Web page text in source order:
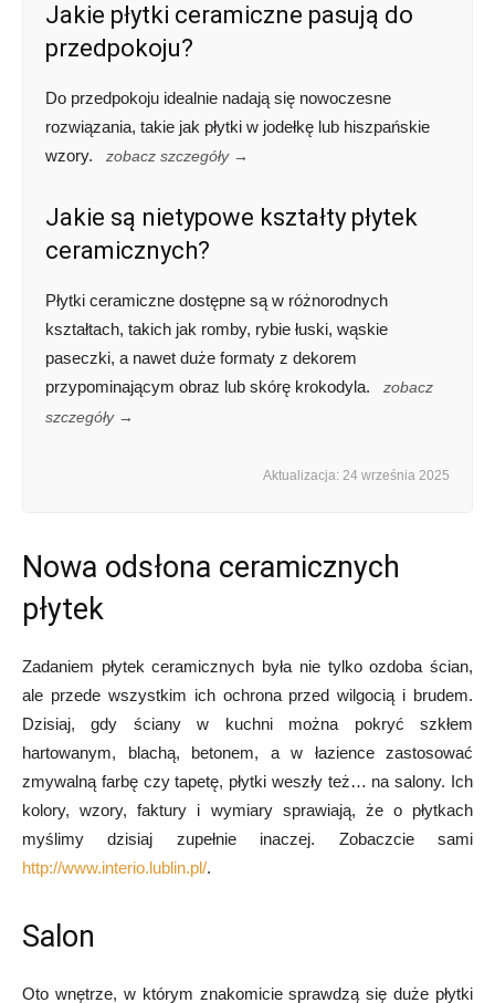
Jakie płytki ceramiczne pasują do
przedpokoju?
Do przedpokoju idealnie nadają się nowoczesne
rozwiązania, takie jak płytki w jodełkę lub hiszpańskie
wzory.
zobacz szczegóły →
Jakie są nietypowe kształty płytek
ceramicznych?
Płytki ceramiczne dostępne są w różnorodnych
kształtach, takich jak romby, rybie łuski, wąskie
paseczki, a nawet duże formaty z dekorem
przypominającym obraz lub skórę krokodyla.
zobacz
szczegóły →
Aktualizacja: 24 września 2025
Nowa odsłona ceramicznych
płytek
Zadaniem płytek ceramicznych była nie tylko ozdoba ścian,
ale przede wszystkim ich ochrona przed wilgocią i brudem.
Dzisiaj, gdy ściany w kuchni można pokryć szkłem
hartowanym, blachą, betonem, a w łazience zastosować
zmywalną farbę czy tapetę, płytki weszły też… na salony. Ich
kolory, wzory, faktury i wymiary sprawiają, że o płytkach
myślimy dzisiaj zupełnie inaczej. Zobaczcie sami
http://www.interio.lublin.pl/.
Salon
Oto wnętrze, w którym znakomicie sprawdzą się duże płytki